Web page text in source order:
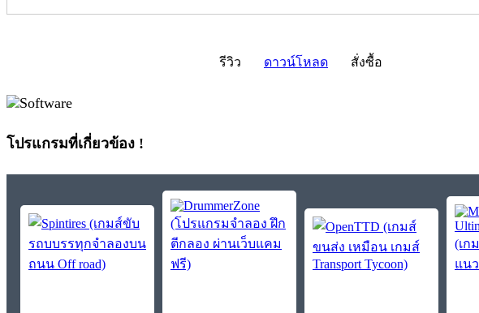
รีวิว ดาวน์โหลด สั่งซื้อ
โปรแกรมที่เกี่ยวข้อง !